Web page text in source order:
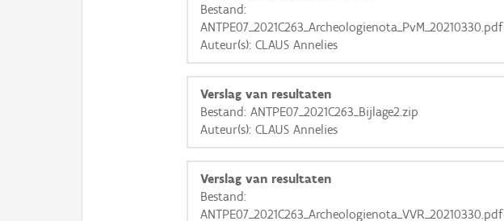
Basis Lagen
OSM-Basiskaart
Ortho
GRB-Basiskaart
GRB-Basiskaart in grijswaarden
Bestand:
ANTPE07_2021C263_Archeologienota_PvM_20210330.pdf
Auteur(s): CLAUS Annelies
Verslag van resultaten
Bestand: ANTPE07_2021C263_Bijlage2.zip
Auteur(s): CLAUS Annelies
Verslag van resultaten
Bestand:
ANTPE07_2021C263_Archeologienota_VVR_20210330.pdf